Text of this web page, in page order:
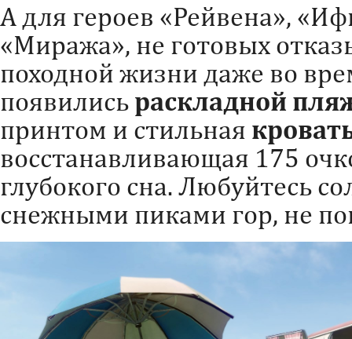
А для героев «Рейвена»,
«Миража», не готовых
походной жизни даже во
появились раскладной
принтом и стильная
восстанавливающая 175
глубокого сна. Любуйтесь
снежными пиками гор, не